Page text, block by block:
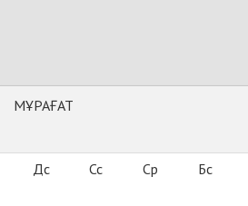
МҰРАҒАТ
Дс Сс Ср Бс